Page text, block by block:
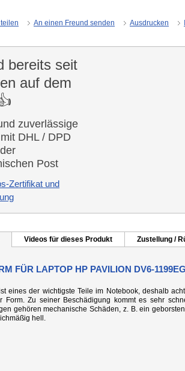
An einen Freund senden Ausdrucken
bereits seit
auf dem
zuverlässige
DHL / DPD
Post
Zertifikat und
Videos für dieses Produkt Zustellung /
FÜR LAPTOP HP PAVILION DV6-1199EG
eines der wichtigste Teile im Notebook, deshalb
Form. Zu seiner Beschädigung kommt es sehr
gehören mechanische Schäden, z. B. ein
hell.